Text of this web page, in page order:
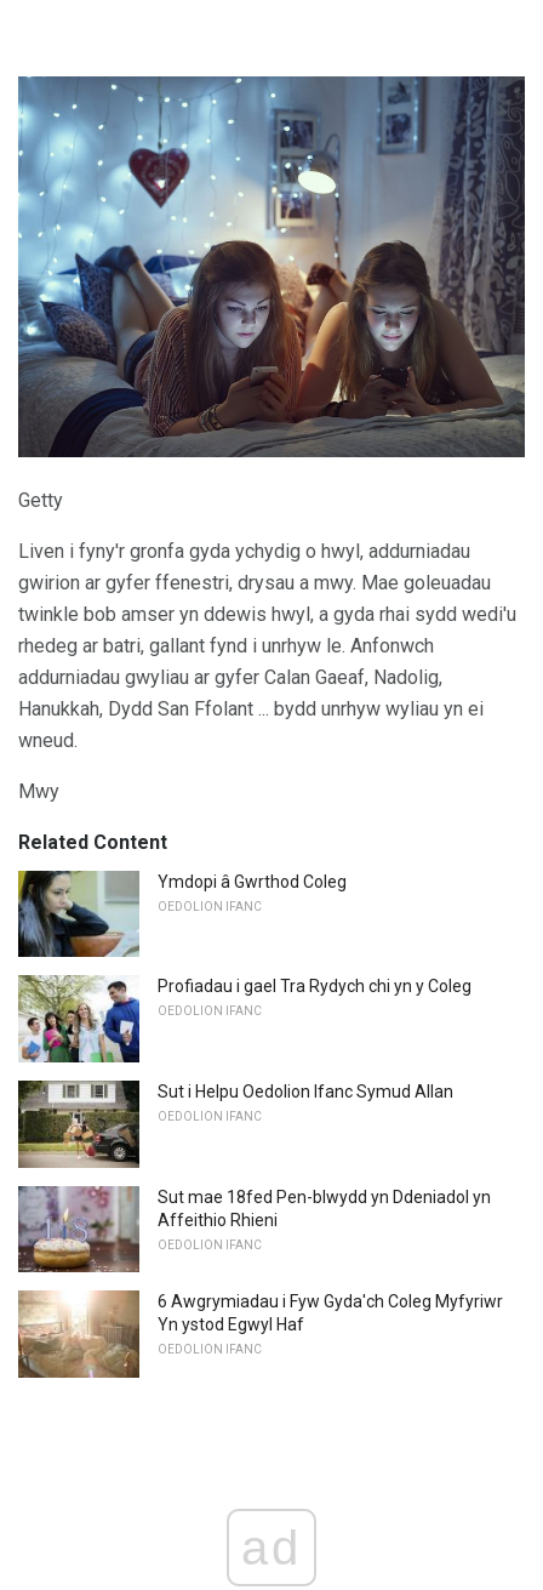
Getty
Liven i fyny'r gronfa gyda ychydig o hwyl, addurniadau
gwirion ar gyfer ffenestri, drysau a mwy. Mae goleuadau
twinkle bob amser yn ddewis hwyl, a gyda rhai sydd wedi'u
rhedeg ar batri, gallant fynd i unrhyw le. Anfonwch
addurniadau gwyliau ar gyfer Calan Gaeaf, Nadolig,
Hanukkah, Dydd San Ffolant ... bydd unrhyw wyliau yn ei
wneud.
Mwy
Related Content
Ymdopi â Gwrthod Coleg
OEDOLION IFANC
Profiadau i gael Tra Rydych chi yn y Coleg
OEDOLION IFANC
Sut i Helpu Oedolion Ifanc Symud Allan
OEDOLION IFANC
Sut mae 18fed Pen-blwydd yn Ddeniadol yn
Affeithio Rhieni
OEDOLION IFANC
6 Awgrymiadau i Fyw Gyda'ch Coleg Myfyriwr
Yn ystod Egwyl Haf
OEDOLION IFANC
ad